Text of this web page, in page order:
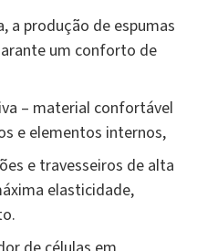
a produção de espumas
um conforto de
– material confortável
e elementos internos,
e travesseiros de alta
elasticidade,